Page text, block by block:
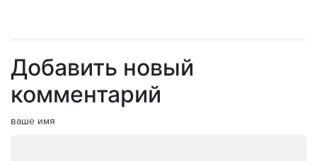
Добавить новый
комментарий
ваше имя